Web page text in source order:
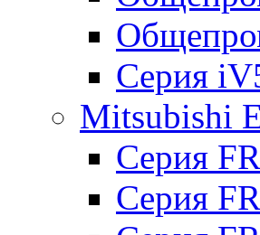
Серия
Mitsubishi
Серия
Серия